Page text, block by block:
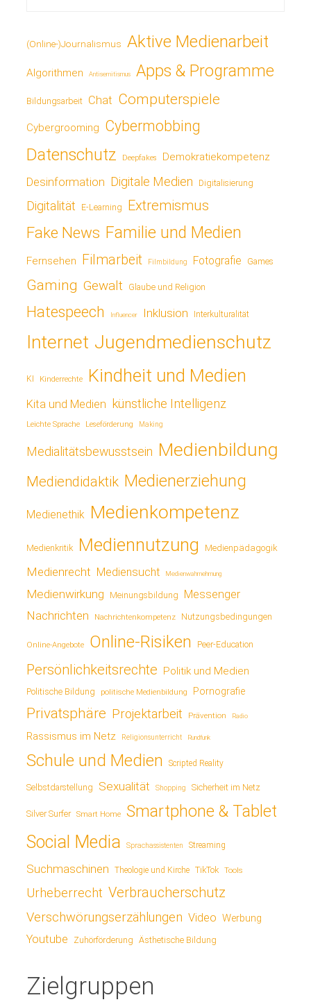
(Online-)Journalismus Aktive Medienarbeit
Algorithmen Antisemitismus Apps & Programme
Bildungsarbeit Chat Computerspiele
Cybergrooming Cybermobbing
Datenschutz Deepfakes Demokratiekompetenz
Desinformation Digitale Medien Digitalisierung
Digitalität E-Learning Extremismus
Fake News Familie und Medien
Fernsehen Filmarbeit Filmbildung Fotografie Games
Gaming Gewalt Glaube und Religion
Hatespeech Influencer Inklusion Interkulturalität
Internet Jugendmedienschutz
KI Kinderrechte Kindheit und Medien
Kita und Medien künstliche Intelligenz
Leichte Sprache Leseförderung Making
Medialitätsbewusstsein Medienbildung
Mediendidaktik Medienerziehung
Medienethik Medienkompetenz
Medienkritik Mediennutzung Medienpädagogik
Medienrecht Mediensucht Medienwahrnehmung
Medienwirkung Meinungsbildung Messenger
Nachrichten Nachrichtenkompetenz Nutzungsbedingungen
Online-Angebote Online-Risiken Peer-Education
Persönlichkeitsrechte Politik und Medien
Politische Bildung politische Medienbildung Pornografie
Privatsphäre Projektarbeit Prävention Radio
Rassismus im Netz Religionsunterricht Rundfunk
Schule und Medien Scripted Reality
Selbstdarstellung Sexualität Shopping Sicherheit im Netz
Silver Surfer Smart Home Smartphone & Tablet
Social Media Sprachassistenten Streaming
Suchmaschinen Theologie und Kirche TikTok Tools
Urheberrecht Verbraucherschutz
Verschwörungserzählungen Video Werbung
Youtube Zuhörförderung Ästhetische Bildung
Zielgruppen